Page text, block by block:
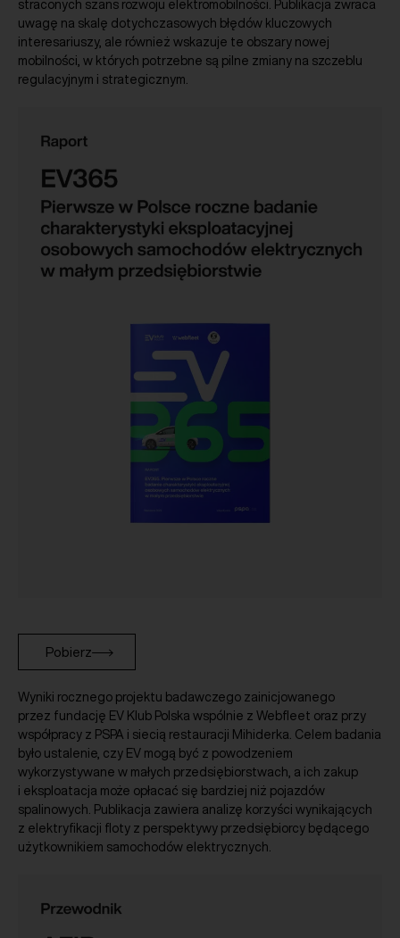
straconych szans rozwoju elektromobilności. Publikacja zwraca
uwagę na skalę dotychczasowych błędów kluczowych
interesariuszy, ale również wskazuje te obszary nowej
mobilności, w których potrzebne są pilne zmiany na szczeblu
regulacyjnym i strategicznym.
Pobierz
Wyniki rocznego projektu badawczego zainicjowanego
przez fundację EV Klub Polska wspólnie z Webfleet oraz przy
współpracy z PSPA i siecią restauracji Mihiderka. Celem badania
było ustalenie, czy EV mogą być z powodzeniem
wykorzystywane w małych przedsiębiorstwach, a ich zakup
i eksploatacja może opłacać się bardziej niż pojazdów
spalinowych. Publikacja zawiera analizę korzyści wynikających
z elektryfikacji floty z perspektywy przedsiębiorcy będącego
użytkownikiem samochodów elektrycznych.